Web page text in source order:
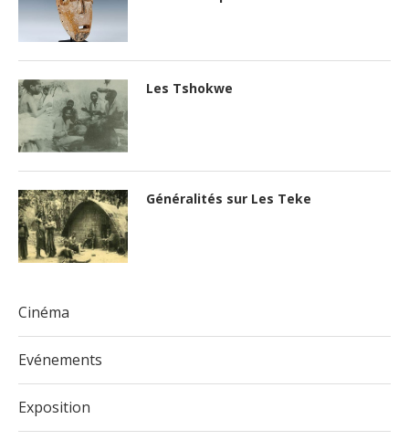
Les Tshokwe
Généralités sur Les Teke
Cinéma
Evénements
Exposition